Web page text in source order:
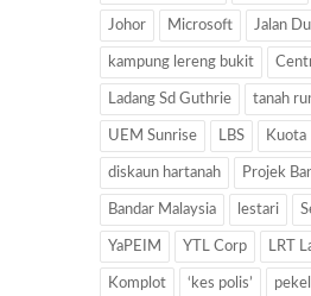
Johor Microsoft Jalan
kampung lereng bukit
Ladang Sd Guthrie tanah
UEM Sunrise LBS Kuota
diskaun hartanah Projek
Bandar Malaysia lestari
YaPEIM YTL Corp LRT
Komplot ‘kes polis’